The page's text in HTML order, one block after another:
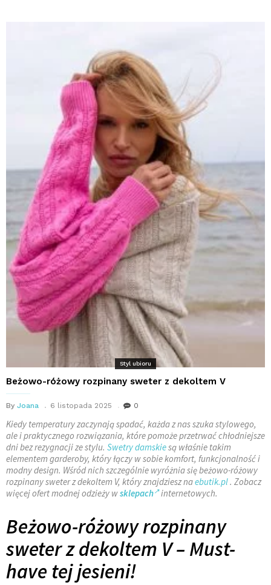
Styl ubioru
Beżowo-różowy rozpinany sweter z dekoltem V
By Joana 6 listopada 2025 0
Kiedy temperatury zaczynają spadać, każda z nas szuka stylowego,
ale i praktycznego rozwiązania, które pomoże przetrwać chłodniejsze
dni bez rezygnacji ze stylu. Swetry damskiesą właśnie takim
elementem garderoby, który łączy w sobie komfort, funkcjonalność i
modny design. Wśród nich szczególnie wyróżnia się beżowo-różowy
rozpinany sweter z dekoltem V, który znajdziesz naebutik.pl. Zobacz
więcej ofert modnej odzieży wsklepach internetowych.
Beżowo-różowy rozpinany
sweter z dekoltem V – Must-
have tej jesieni!